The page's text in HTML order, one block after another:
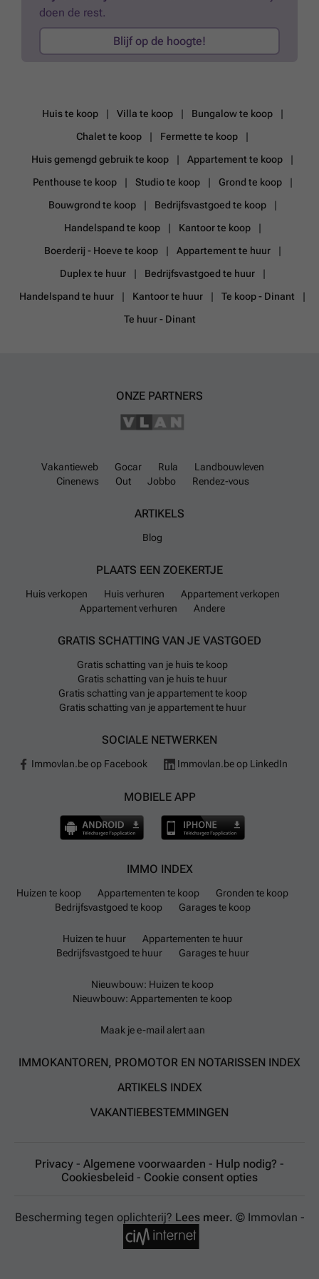
doen de rest.
Blijf op de hoogte!
Huis te koop Villa te koop
Bungalow te koop
Chalet te koop
Fermette te koop
Huis gemengd gebruik te koop
Appartement te koop
Penthouse te koop
Studio te koop
Grond te koop
Bouwgrond te koop
Bedrijfsvastgoed te koop
Handelspand te koop
Kantoor te koop
Boerderij - Hoeve te koop
Appartement te huur
Duplex te huur
Bedrijfsvastgoed te huur
Handelspand te huur
Kantoor te huur
Te koop - Dinant
Te huur - Dinant
ONZE PARTNERS
Vakantieweb Gocar Rula
Landbouwleven
Cinenews
Out Jobbo Rendez-vous
ARTIKELS
Blog
PLAATS EEN ZOEKERTJE
Huis verkopen Huis verhuren
Appartement verkopen
Appartement verhuren
Andere
GRATIS SCHATTING VAN JE VASTGOED
Gratis schatting van je huis te koop
Gratis schatting van je huis te huur
Gratis schatting van je appartement te koop
Gratis schatting van je appartement te huur
SOCIALE NETWERKEN
Immovlan.be op Facebook Immovlan.be op LinkedIn
MOBIELE APP
IMMO INDEX
Huizen te koop Appartementen te koop
Gronden te koop
Bedrijfsvastgoed te koop
Garages te koop
Huizen te huur
Appartementen te huur
Bedrijfsvastgoed te huur
Garages te huur
Nieuwbouw: Huizen te koop
Nieuwbouw: Appartementen te koop
Maak je e-mail alert aan
IMMOKANTOREN, PROMOTOR EN NOTARISSEN INDEX
ARTIKELS INDEX
VAKANTIEBESTEMMINGEN
Privacy - Algemene voorwaarden - Hulp nodig? -
Cookiesbeleid - Cookie consent opties
Bescherming tegen oplichterij? Lees meer. © Immovlan -